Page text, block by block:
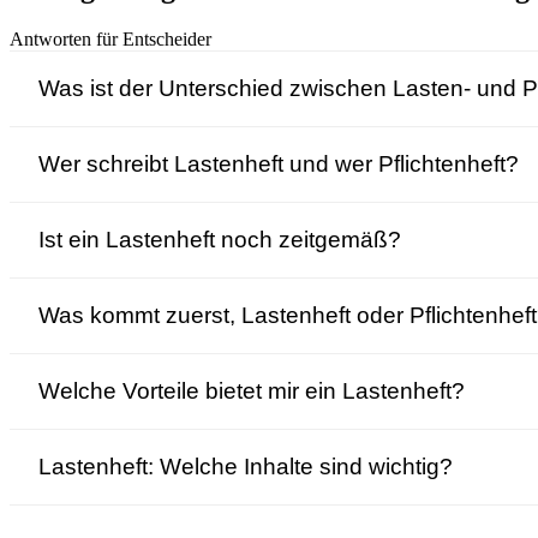
Antworten für Entscheider
Was ist der Unterschied zwischen Lasten- und
Wer schreibt Lastenheft und wer Pflichtenheft?
Ist ein Lastenheft noch zeitgemäß?
Was kommt zuerst, Lastenheft oder
Welche Vorteile bietet mir ein Lastenheft?
Lastenheft: Welche Inhalte sind wichtig?